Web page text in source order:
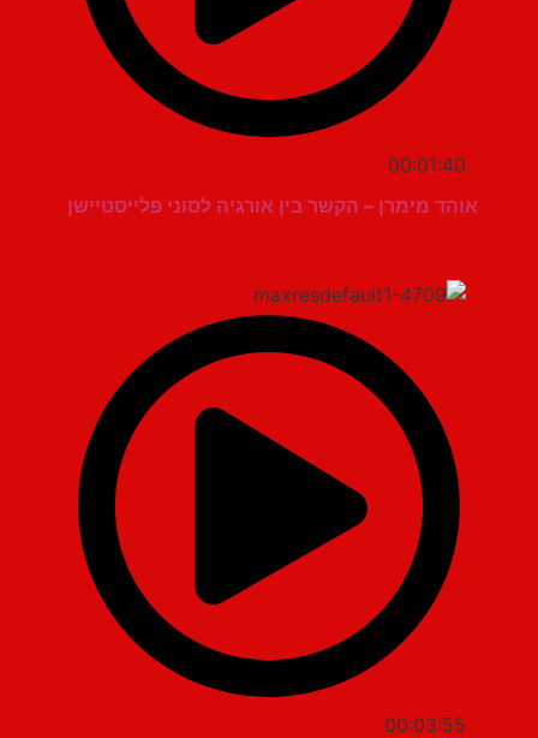
00:01:40
אוהד מימרן – הקשר בין אורגיה לסוני פלייסטיישן
00:03:55